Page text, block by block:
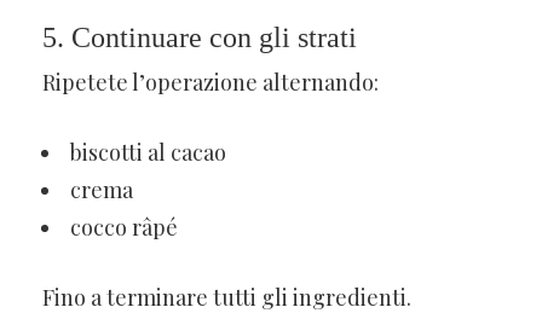
5. Continuare con gli strati
Ripetete l’operazione alternando:
biscotti al cacao
crema
cocco râpé
Fino a terminare tutti gli ingredienti.